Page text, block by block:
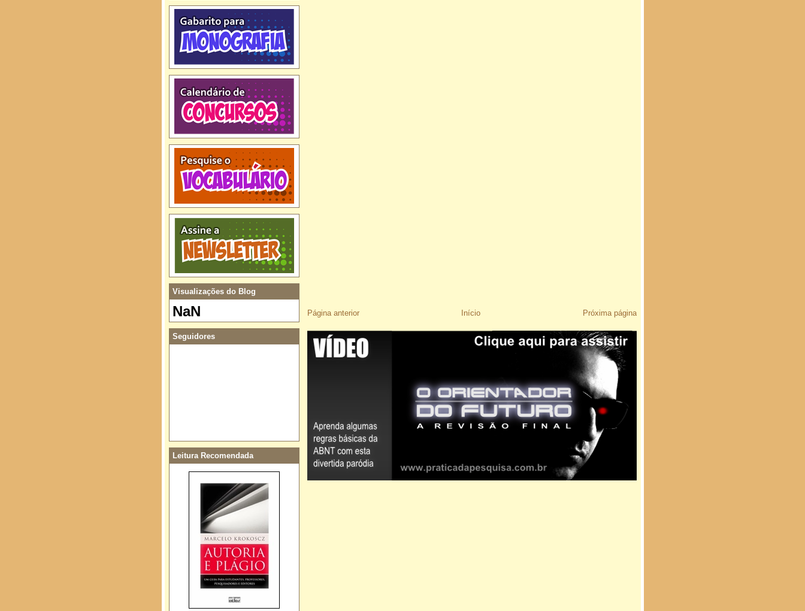
Página anterior Próxima página
Início
Visualizações do Blog
NaN
Seguidores
Leitura Recomendada